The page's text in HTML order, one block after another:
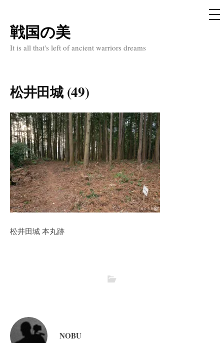
コ
ン
ツ
へ
ス
キ
ッ
プ
戦国の美
It is all that's left of ancient warriors dreams
メ
ニ
松井田城 (49)
松井田城 本丸跡
NOBU